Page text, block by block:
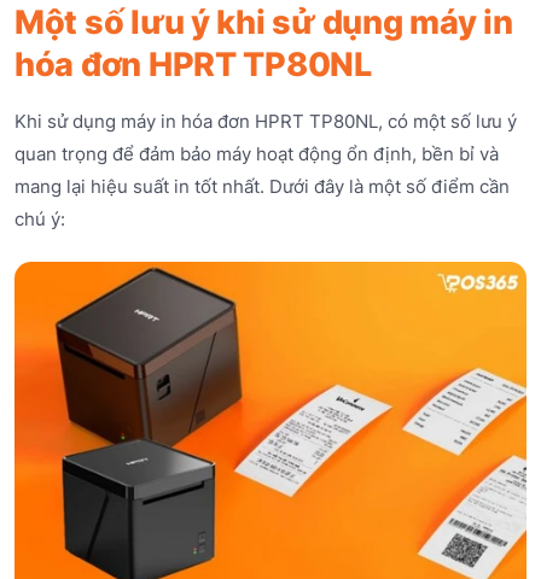
Một số lưu ý khi sử dụng máy in
hóa đơn HPRT TP80NL
Khi sử dụng máy in hóa đơn HPRT TP80NL, có một số lưu ý
quan trọng để đảm bảo máy hoạt động ổn định, bền bỉ và
mang lại hiệu suất in tốt nhất. Dưới đây là một số điểm cần
chú ý: